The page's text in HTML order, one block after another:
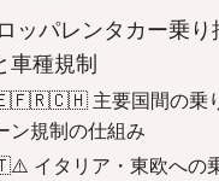
ッパレンタカー乗り
車種規制
主要国間の乗り
ン規制の仕組み
イタリア・東欧への